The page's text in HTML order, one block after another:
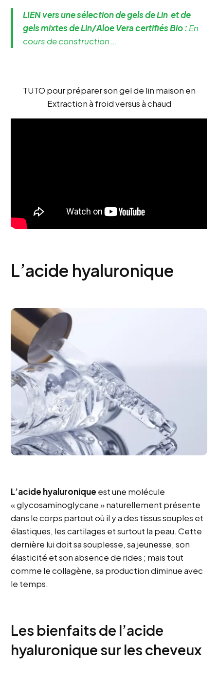
LIEN vers une sélection de gels de Lin et de
gels mixtes de Lin/Aloe Vera certifiés Bio: En
cours de construction …
TUTO pour préparer son gel de lin maison en
Extraction à froid versus à chaud
L’acide hyaluronique
L’acide hyaluronique est une molécule
« glycosaminoglycane » naturellement présente
dans le corps partout où il y a des tissus souples et
élastiques, les cartilages et surtout la peau. Cette
dernière lui doit sa souplesse, sa jeunesse, son
élasticité et son absence de rides ; mais tout
comme le collagène, sa production diminue avec
le temps.
Les bienfaits de l’acide
hyaluronique sur les cheveux